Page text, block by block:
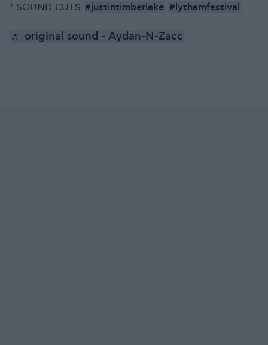
* SOUND CUTS #justintimberlake #lythamfestival
♬ original sound - Aydan-N-Zacc